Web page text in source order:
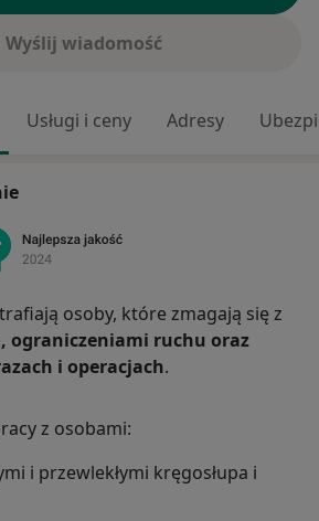
Wyślij wiadomość
Usługi i ceny Adresy
osoby, które zmagają się z
ograniczeniami ruchu oraz
i operacjach.
z osobami:
i przewlekłymi kręgosłupa i